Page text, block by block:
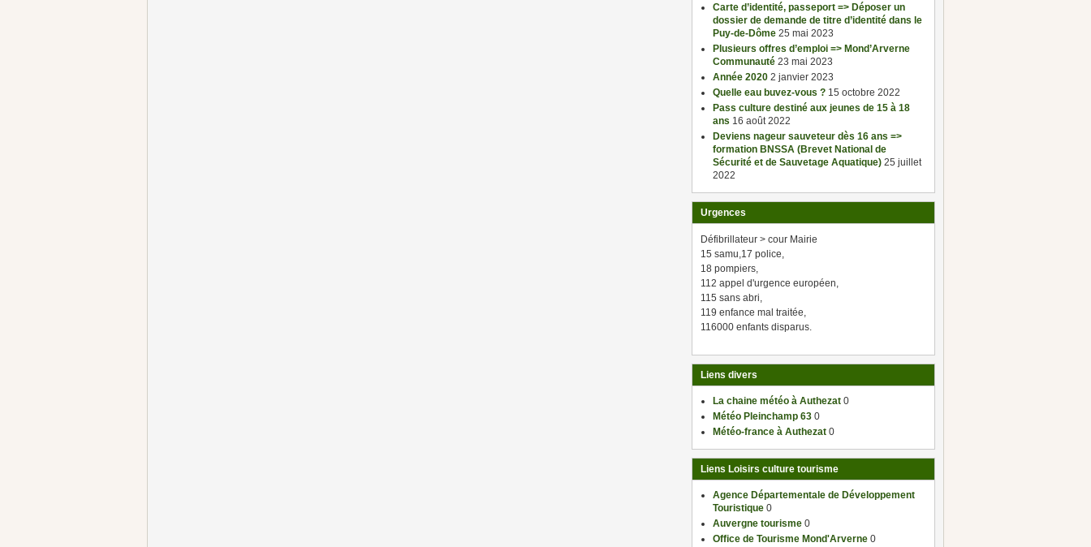
Carte d’identité, passeport => Déposer un
dossier de demande de titre d’identité dans le
Puy-de-Dôme 25 mai 2023
Plusieurs offres d’emploi => Mond’Arverne
Communauté 23 mai 2023
Année 2020 2 janvier 2023
Quelle eau buvez-vous ? 15 octobre 2022
Pass culture destiné aux jeunes de 15 à 18
ans 16 août 2022
Deviens nageur sauveteur dès 16 ans =>
formation BNSSA (Brevet National de
Sécurité et de Sauvetage Aquatique) 25 juillet
2022
Urgences
Défibrillateur > cour Mairie
15 samu,17 police,
18 pompiers,
112 appel d'urgence européen,
115 sans abri,
119 enfance mal traitée,
116000 enfants disparus.
Liens divers
La chaine météo à Authezat 0
Météo Pleinchamp 63 0
Météo-france à Authezat 0
Liens Loisirs culture tourisme
Agence Départementale de Développement
Touristique 0
Auvergne tourisme 0
Office de Tourisme Mond'Arverne 0